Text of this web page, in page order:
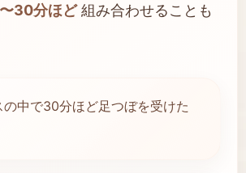
30分ほど組み合わせることも
の中で30分ほど足つぼを受けた